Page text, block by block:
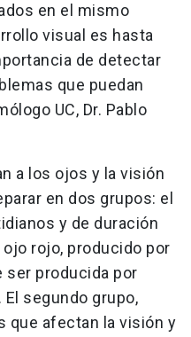
en el mismo
visual es hasta
de detectar
que puedan
UC, Dr. Pablo
a los ojos y la visión
en dos grupos: el
y de duración
rojo, producido por
ser producida por
segundo grupo,
que afectan la visión y